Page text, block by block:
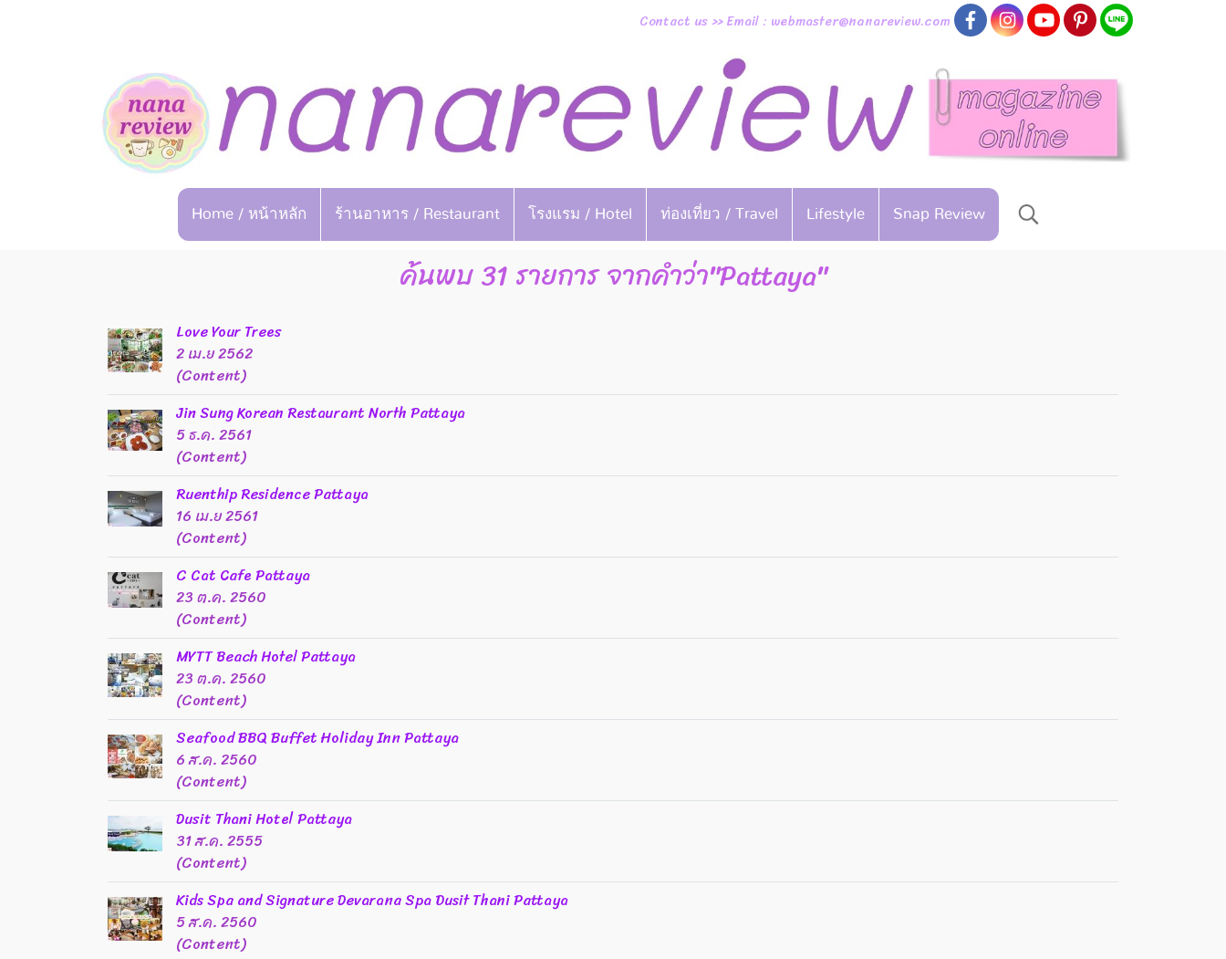
Contact us >> Email : webmaster@nanareview.com
Home / หน้าหลัก ร้านอาหาร / Restaurant โรงแรม / Hotel ท่องเที่ยว / Travel Lifestyle Snap Review
ค้นพบ 31 รายการ จากคำว่า"Pattaya"
Love Your Trees
2 เม.ย 2562
(Content)
Jin Sung Korean Restaurant North Pattaya
5 ธ.ค. 2561
(Content)
Ruenthip Residence Pattaya
16 เม.ย 2561
(Content)
C Cat Cafe Pattaya
23 ต.ค. 2560
(Content)
MYTT Beach Hotel Pattaya
23 ต.ค. 2560
(Content)
Seafood BBQ Buffet Holiday Inn Pattaya
6 ส.ค. 2560
(Content)
Dusit Thani Hotel Pattaya
31 ส.ค. 2555
(Content)
Kids Spa and Signature Devarana Spa Dusit Thani Pattaya
5 ส.ค. 2560
(Content)